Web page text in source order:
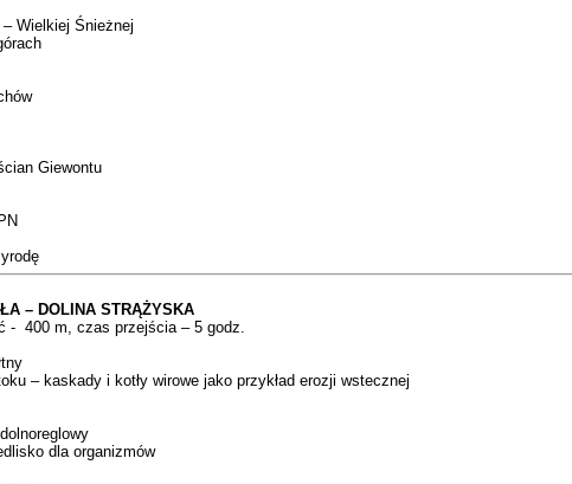
Wielkiej Śnieżnej
Giewontu
– DOLINA STRĄŻYSKA
- 400 m, czas przejścia – 5 godz.
– kaskady i kotły wirowe jako przykład erozji wstecznej
dla organizmów